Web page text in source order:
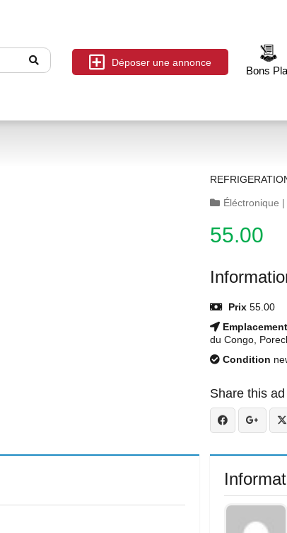
Déposer une annonce
Bons
Éléctronique |
55.00
Prix 55.00
Emplacement
du Congo,
Condition
Share this ad